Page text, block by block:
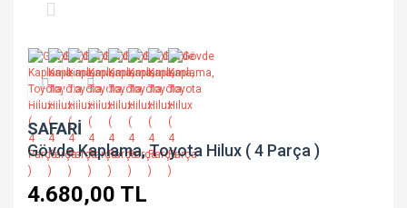
SAFARİ
Gövde Kaplama, Toyota Hilux ( 4 Parça )
4.680,00 TL